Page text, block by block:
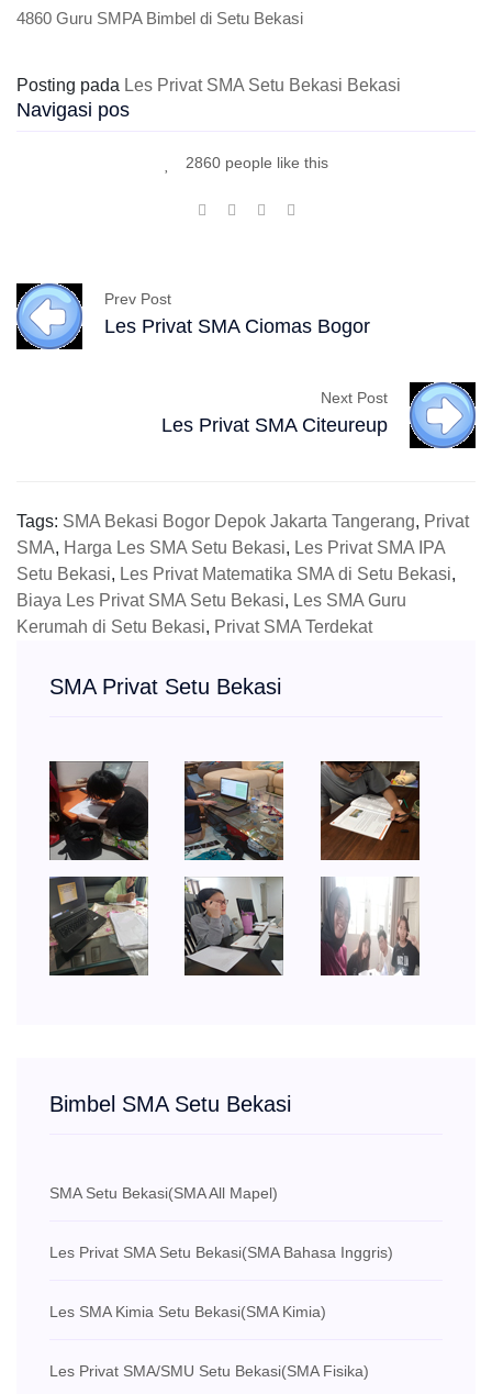
4860 Guru SMPA Bimbel di Setu Bekasi
Posting pada Les Privat SMA Setu Bekasi Bekasi
Navigasi pos
2860 people like this
Prev Post
Les Privat SMA Ciomas Bogor
Next Post
Les Privat SMA Citeureup
Tags: SMA Bekasi Bogor Depok Jakarta Tangerang, Privat
SMA, Harga Les SMA Setu Bekasi, Les Privat SMA IPA
Setu Bekasi, Les Privat Matematika SMA di Setu Bekasi,
Biaya Les Privat SMA Setu Bekasi, Les SMA Guru
Kerumah di Setu Bekasi, Privat SMA Terdekat
SMA Privat Setu Bekasi
Bimbel SMA Setu Bekasi
SMA Setu Bekasi(SMA All Mapel)
Les Privat SMA Setu Bekasi(SMA Bahasa Inggris)
Les SMA Kimia Setu Bekasi(SMA Kimia)
Les Privat SMA/SMU Setu Bekasi(SMA Fisika)